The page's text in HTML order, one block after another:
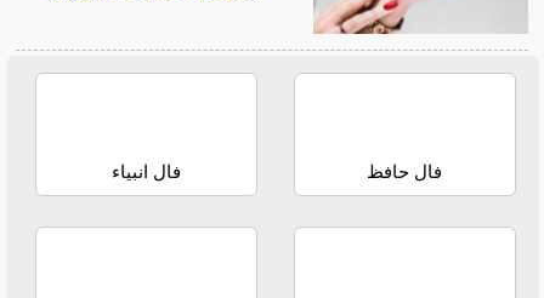
فال حافظ فال انبیاء